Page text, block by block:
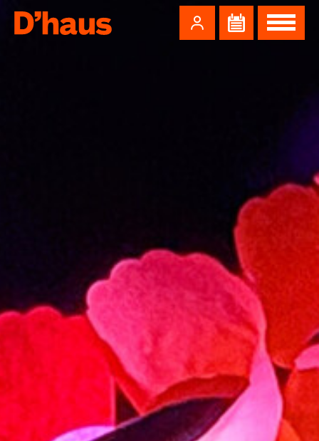
Zum Hauptinhalt springen Zum Footer springen